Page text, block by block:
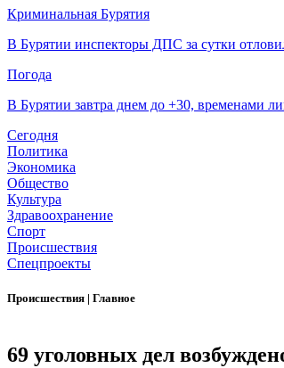
Криминальная Бурятия
В Бурятии инспекторы ДПС за сутки
Погода
В Бурятии завтра днем до +30, временами
Сегодня
Политика
Экономика
Общество
Культура
Здравоохранение
Спорт
Происшествия
Спецпроекты
Происшествия | Главное
69 уголовных дел